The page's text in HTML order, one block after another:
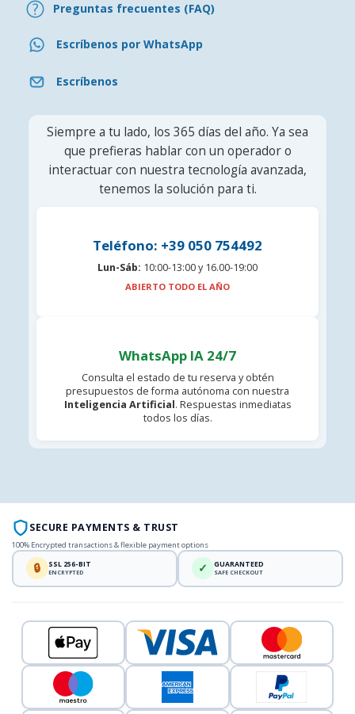
Preguntas frecuentes (FAQ)
Escríbenos por WhatsApp
Escríbenos
Siempre a tu lado, los 365 días del año. Ya sea
que prefieras hablar con un operador o
interactuar con nuestra tecnología avanzada,
tenemos la solución para ti.
Teléfono: +39 050 754492
Lun-Sáb: 10:00-13:00 y 16.00-19:00
ABIERTO TODO EL AÑO
WhatsApp IA 24/7
Consulta el estado de tu reserva y obtén
presupuestos de forma autónoma con nuestra
Inteligencia Artificial. Respuestas inmediatas
todos los días.
SECURE PAYMENTS & TRUST
100% Encrypted transactions & flexible payment options
🔒 SSL 256-BIT
ENCRYPTED ✓ GUARANTEED
SAFE CHECKOUT